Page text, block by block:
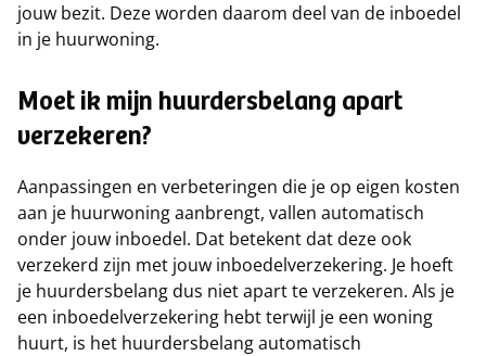
jouw bezit. Deze worden daarom deel van de inboedel
in je huurwoning.
Moet ik mijn huurdersbelang apart
verzekeren?
Aanpassingen en verbeteringen die je op eigen kosten
aan je huurwoning aanbrengt, vallen automatisch
onder jouw inboedel. Dat betekent dat deze ook
verzekerd zijn met jouw inboedelverzekering. Je hoeft
je huurdersbelang dus niet apart te verzekeren. Als je
een inboedelverzekering hebt terwijl je een woning
huurt, is het huurdersbelang automatisch